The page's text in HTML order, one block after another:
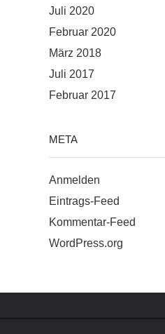
Juli 2020
Februar 2020
März 2018
Juli 2017
Februar 2017
META
Anmelden
Eintrags-Feed
Kommentar-Feed
WordPress.org